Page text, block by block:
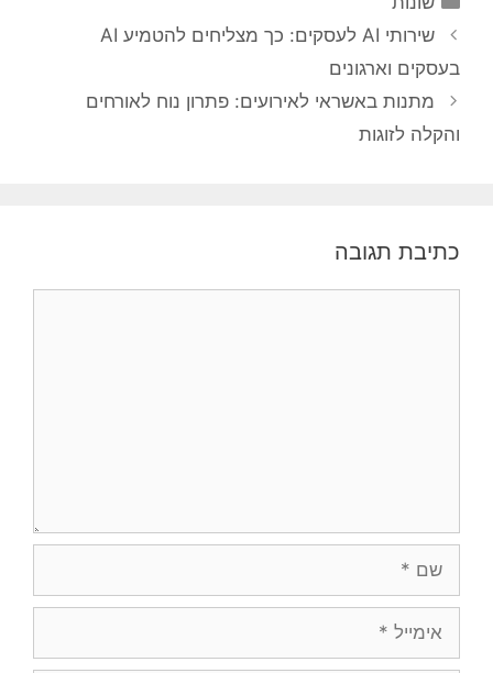
ניווט
פוסטים
שירותי AI לעסקים: כך מצליחים להטמיע AI
בעסקים וארגונים
מתנות באשראי לאירועים: פתרון נוח לאורחים
והקלה לזוגות
כתיבת תגובה